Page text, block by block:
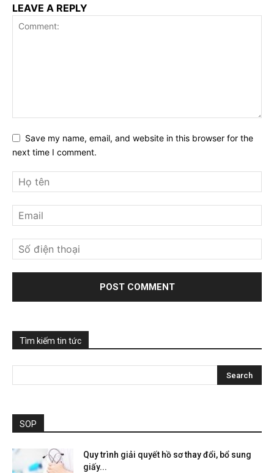
LEAVE A REPLY
Save my name, email, and website in this browser for the
next time I comment.
Tìm kiếm tin tức
SOP
Quy trình giải quyết hồ sơ thay đổi, bổ sung
giấy...